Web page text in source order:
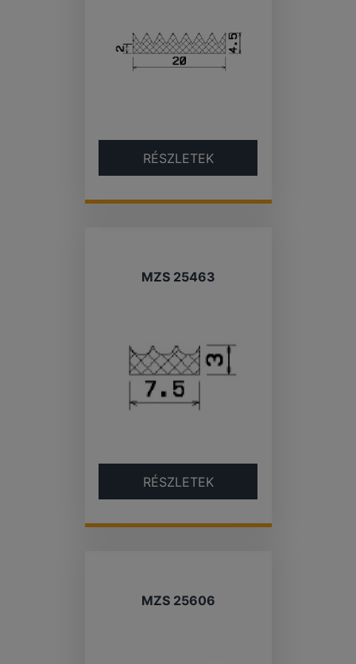
RÉSZLETEK
MZS 25463
RÉSZLETEK
MZS 25606